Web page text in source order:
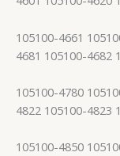
105100-4661
4681 105100-4682
105100-4780
4822 105100-4823
105100-4850